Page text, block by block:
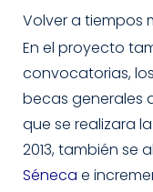
Volver a tiempos
En el proyecto
convocatorias,
becas generales
que se realizara
2013, también se
Séneca e